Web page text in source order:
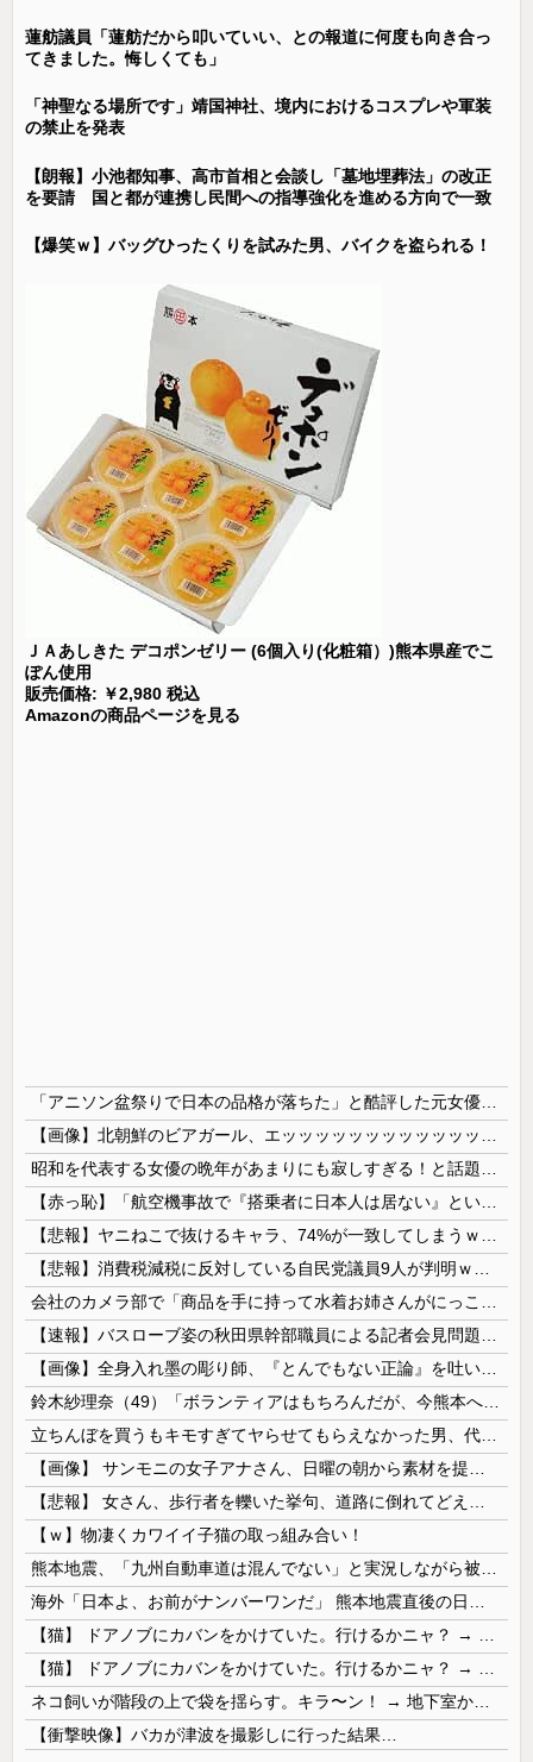
蓮舫議員「蓮舫だから叩いていい、との報道に何度も向き合っ
てきました。悔しくても」
「神聖なる場所です」靖国神社、境内におけるコスプレや軍装
の禁止を発表
【朗報】小池都知事、高市首相と会談し「墓地埋葬法」の改正
を要請 国と都が連携し民間への指導強化を進める方向で一致
【爆笑ｗ】バッグひったくりを試みた男、バイクを盗られる！
ＪＡあしきた デコポンゼリー (6個入り(化粧箱）)熊本県産でこ
ぽん使用
販売価格: ￥2,980 税込
Amazonの商品ページを見る
【ｗ】物凄くカワイイ子猫の取っ組み合い！
【衝撃映像】バカが津波を撮影しに行った結果…